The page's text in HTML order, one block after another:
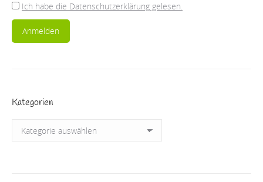
Ich habe die Datenschutzerklärung gelesen.
Kategorien
Kategorien